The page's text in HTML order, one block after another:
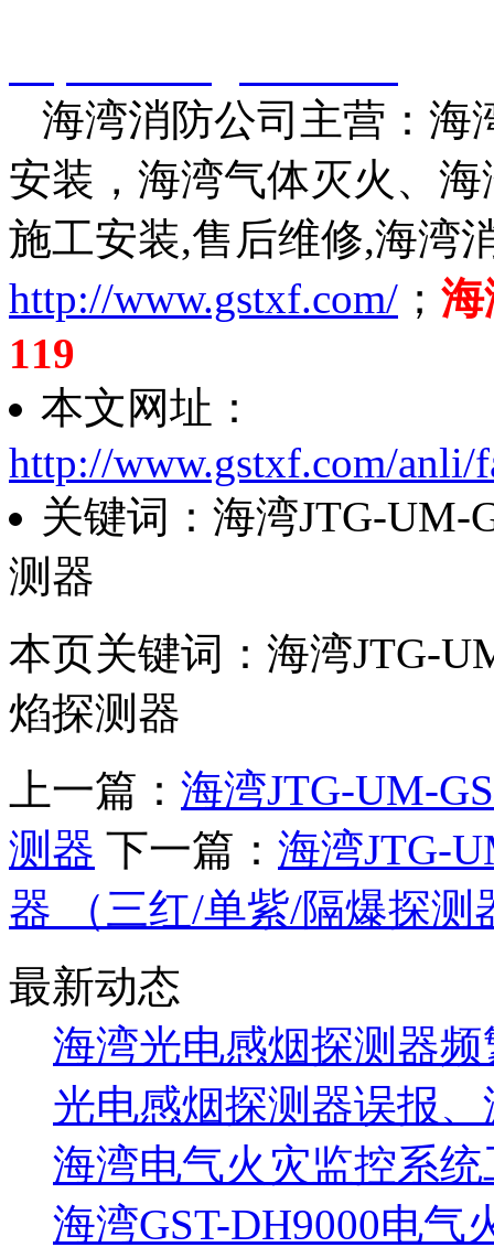
海湾消防公司主营：海
安装，海湾气体灭火、
施工安装,售后维修,海湾
http://www.gstxf.com/ ； 海
119
本文网址：
http://www.gstxf.com/anli/
关键词：海湾JTG-UM-
测器
本页关键词：海湾JTG-
焰探测器
上一篇： 海湾JTG-UM-
测器 下一篇： 海湾JTG-
器 （三红/单紫/隔爆探测
最新动态
海湾光电感烟探测器
光电感烟探测器误报
海湾电气火灾监控系统
海湾GST-DH9000电气